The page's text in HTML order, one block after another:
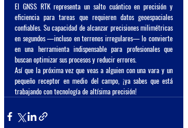
El GNSS RTK representa un salto cuántico en precisión y
eficiencia para tareas que requieren datos geoespaciales
confiables. Su capacidad de alcanzar precisiones milimétricas
en segundos —incluso en terrenos irregulares— lo convierte
en una herramienta indispensable para profesionales que
buscan optimizar sus procesos y reducir errores.
Así que la próxima vez que veas a alguien con una vara y un
pequeño receptor en medio del campo, ¡ya sabes que está
trabajando con tecnología de altísima precisión!